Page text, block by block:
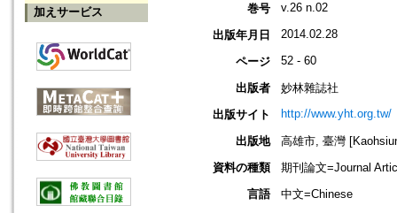
加えサービス
巻号
v.26 n.02
出版年月日 2014.02.28
ページ 52 - 60
出版者
妙林雜誌社
出版サイト
http://www.yht.org.tw/
出版地
高雄市, 臺灣
資料の種類
期刊論文=Journal
言語
中文=Chinese